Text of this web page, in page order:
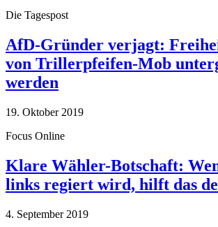
Die Tagespost
AfD-Gründer verjagt:
von Trillerpfeifen-Mob
werden
19. Oktober 2019
Focus Online
Klare Wähler-Botschaft:
links regiert wird, hilft das
4. September 2019